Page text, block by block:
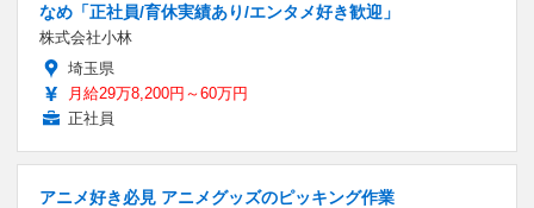
なめ「正社員/育休実績あり/エンタメ好き歓迎」
株式会社小林
埼玉県
月給29万8,200円～60万円
正社員
アニメ好き必見 アニメグッズのピッキング作業